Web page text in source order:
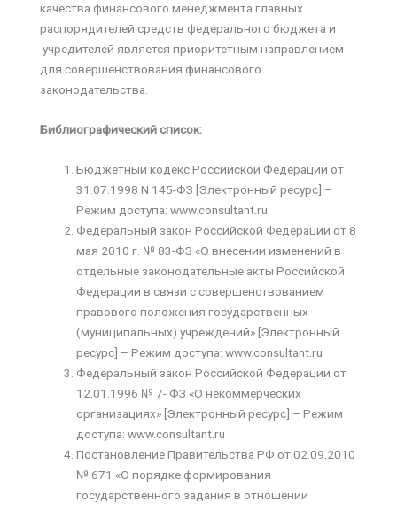
качества финансового менеджмента главных
распорядителей средств федерального бюджета и
учредителей является приоритетным направлением
для совершенствования финансового
законодательства.
Библиографический список:
Бюджетный кодекс Российской Федерации от
31.07.1998 N 145-ФЗ [Электронный ресурс] –
Режим доступа: www.consultant.ru
Федеральный закон Российской Федерации от 8
мая 2010 г. № 83-ФЗ «О внесении изменений в
отдельные законодательные акты Российской
Федерации в связи с совершенствованием
правового положения государственных
(муниципальных) учреждений» [Электронный
ресурс] – Режим доступа: www.consultant.ru
Федеральный закон Российской Федерации от
12.01.1996 № 7- ФЗ «О некоммерческих
организациях» [Электронный ресурс] – Режим
доступа: www.consultant.ru
Постановление Правительства РФ от 02.09.2010
№ 671 «О порядке формирования
государственного задания в отношении